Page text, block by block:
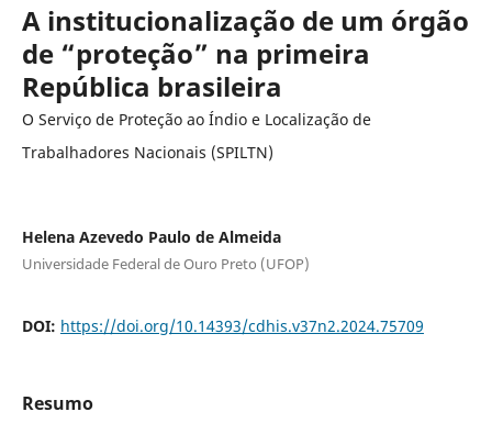
A institucionalização de um órgão
de “proteção” na primeira
República brasileira
O Serviço de Proteção ao Índio e Localização de
Trabalhadores Nacionais (SPILTN)
Helena Azevedo Paulo de Almeida
Universidade Federal de Ouro Preto (UFOP)
DOI: https://doi.org/10.14393/cdhis.v37n2.2024.75709
Resumo